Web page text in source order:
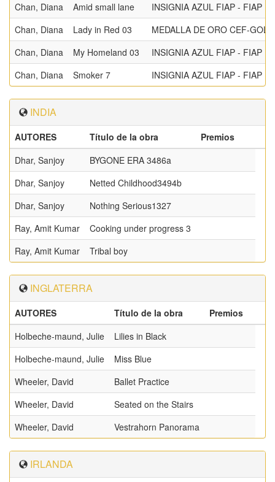
Chan, Diana
Amid small lane
INSIGNIA AZUL FIAP - FIAP
Chan, Diana
Lady in Red 03
MEDALLA DE ORO CEF-
Chan, Diana
My Homeland 03
INSIGNIA AZUL FIAP - FIAP
Chan, Diana
Smoker 7 INSIGNIA AZUL FIAP - FIAP
INDIA
AUTORES Título de la obra
Premios
Dhar, Sanjoy
BYGONE ERA 3486a
Dhar, Sanjoy
Netted Childhood3494b
Dhar, Sanjoy
Nothing Serious1327
Ray, Amit Kumar
Cooking under progress 3
Ray, Amit Kumar
Tribal boy
INGLATERRA
AUTORES Título de la obra
Premios
Holbeche-maund, Julie
Lilies in Black
Holbeche-maund, Julie
Miss Blue
Wheeler, David
Ballet Practice
Wheeler, David
Seated on the Stairs
Wheeler, David
Vestrahorn Panorama
IRLANDA